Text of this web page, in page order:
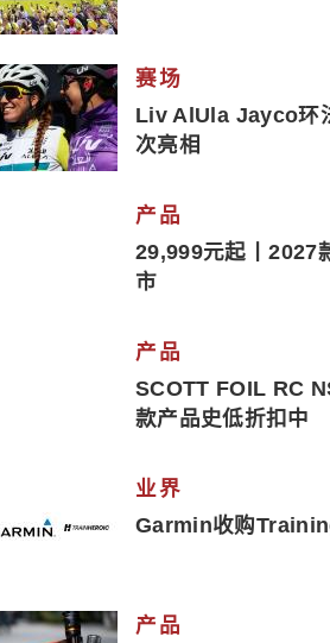
赛场
Liv AlUla Jayco环
次亮相
产品
29,999元起丨2027
市
产品
SCOTT FOIL RC
款产品史低折扣中
业界
Garmin收购
产品